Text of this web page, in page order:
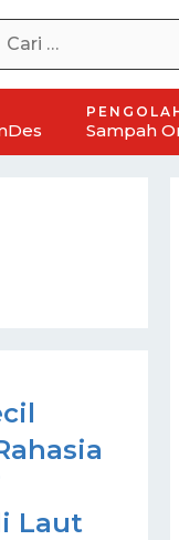
Sampah
Laut
Aneka Mesin